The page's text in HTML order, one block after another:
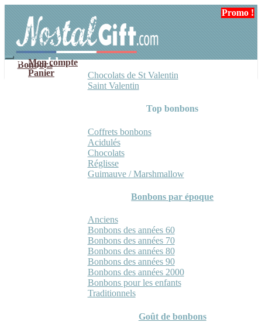
navigation
contenu
Mon compte
Panier
Bonbons
Chocolats de St Valentin
Saint Valentin
Top bonbons
Coffrets bonbons
Acidulés
Chocolats
Réglisse
Guimauve / Marshmallow
Bonbons par époque
Anciens
Bonbons des années 60
Bonbons des années 70
Bonbons des années 80
Bonbons des années 90
Bonbons des années 2000
Bonbons pour les enfants
Traditionnels
Goût de bonbons
Promo !